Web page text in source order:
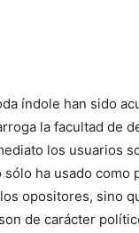
índole han sido
la facultad de
los usuarios
ha usado como
opositores, sino
de carácter